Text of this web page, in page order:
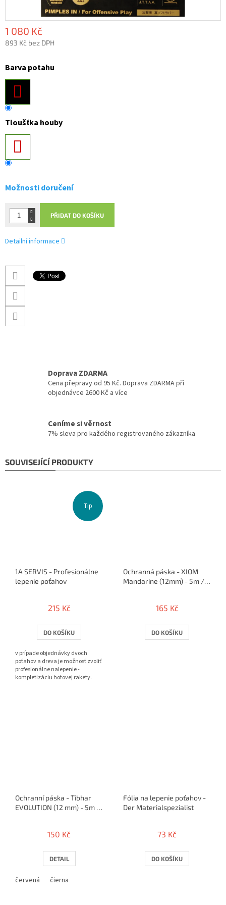
1 080 Kč
893 Kč bez DPH
cena:
Barva potahu
Tloušťka houby
Možnosti doručení
PŘIDAT DO KOŠÍKU
Detailní informace
Doprava ZDARMA
Cena přepravy od 95 Kč. Doprava ZDARMA při
objednávce 2600 Kč a více
Ceníme si věrnost
7% sleva pro každého registrovaného zákazníka
SOUVISEJÍCÍ PRODUKTY
Tip
1A SERVIS - Profesionálne
lepenie poťahov
215 Kč
DO KOŠÍKU
v prípade objednávky dvoch
poťahov a dreva je možnosť zvoliť
profesionálne nalepenie -
kompletizáciu hotovej rakety.
Ochranná páska - XIOM
Mandarine (12mm) - 5m /
165 Kč
DO KOŠÍKU
Ochranní páska - Tibhar
EVOLUTION (12 mm) - 5m /
150 Kč
DETAIL
červená čierna
Fólia na lepenie poťahov -
Der Materialspezialist
73 Kč
DO KOŠÍKU